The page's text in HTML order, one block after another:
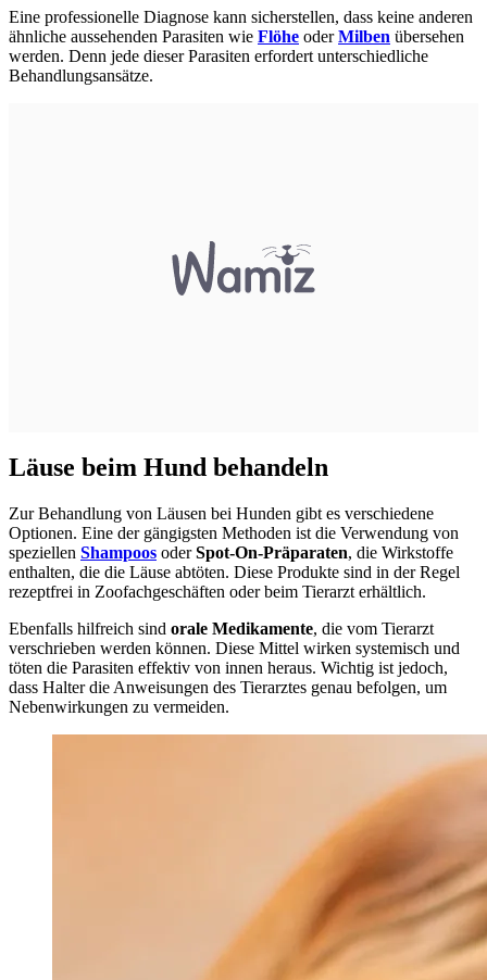
Eine professionelle Diagnose kann sicherstellen, dass keine anderen
ähnliche aussehenden Parasiten wie Flöhe oderMilben übersehen
werden. Denn jede dieser Parasiten erfordert unterschiedliche
Behandlungsansätze.
Läuse beim Hund behandeln
Zur Behandlung von Läusen bei Hunden gibt es verschiedene
Optionen. Eine der gängigsten Methoden ist die Verwendung von
speziellen Shampoos oderSpot-On-Präparaten, die Wirkstoffe
enthalten, die die Läuse abtöten. Diese Produkte sind in der Regel
rezeptfrei in Zoofachgeschäften oder beim Tierarzt erhältlich.
Ebenfalls hilfreich sind orale Medikamente, die vom Tierarzt
verschrieben werden können. Diese Mittel wirken systemisch und
töten die Parasiten effektiv von innen heraus. Wichtig ist jedoch,
dass Halter die Anweisungen des Tierarztes genau befolgen, um
Nebenwirkungen zu vermeiden.